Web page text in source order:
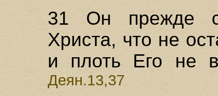
31 Он прежде
Христа, что не
и плоть Его не
Деян.13,37